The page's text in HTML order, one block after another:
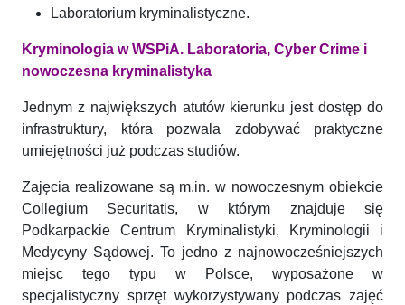
Laboratorium kryminalistyczne.
Kryminologia w WSPiA. Laboratoria, Cyber Crime i
nowoczesna kryminalistyka
Jednym z największych atutów kierunku jest dostęp do
infrastruktury, która pozwala zdobywać praktyczne
umiejętności już podczas studiów.
Zajęcia realizowane są m.in. w nowoczesnym obiekcie
Collegium Securitatis, w którym znajduje się
Podkarpackie Centrum Kryminalistyki, Kryminologii i
Medycyny Sądowej. To jedno z najnowocześniejszych
miejsc tego typu w Polsce, wyposażone w
specjalistyczny sprzęt wykorzystywany podczas zajęć